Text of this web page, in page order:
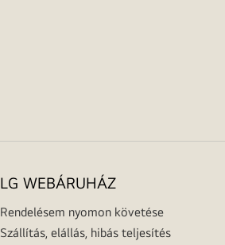
LG WEBÁRUHÁZ
Rendelésem nyomon követése
Szállítás, elállás, hibás teljesítés